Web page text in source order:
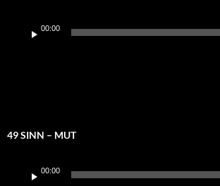
Player
00:00
49 SINN – MUT
Player
00:00